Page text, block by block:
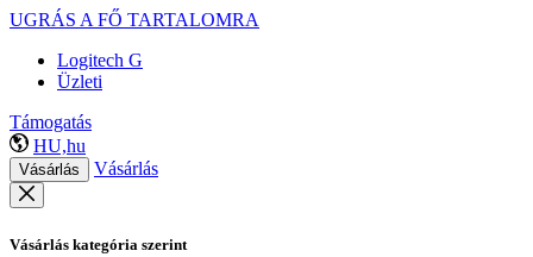
UGRÁS A FŐ TARTALOMRA
Logitech G
Üzleti
Támogatás
HU,hu
Vásárlás Vásárlás
Vásárlás kategória szerint